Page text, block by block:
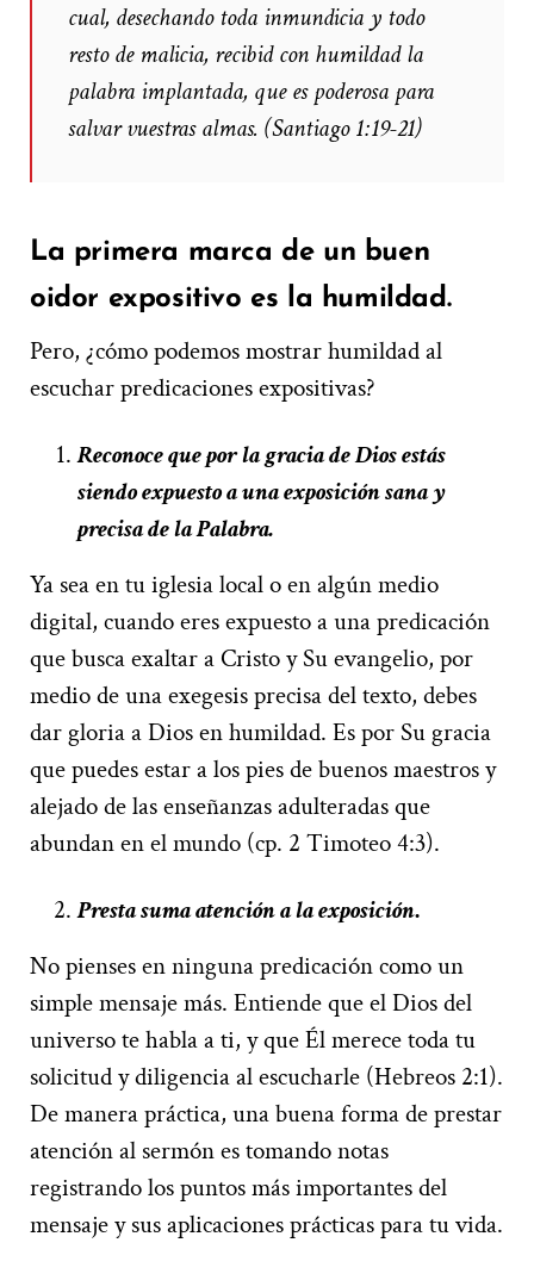
cual, desechando toda inmundicia y todo
resto de malicia, recibid con humildad la
palabra implantada, que es poderosa para
salvar vuestras almas. (Santiago 1:19-21)
La primera marca de un buen
oidor expositivo es la humildad.
Pero, ¿cómo podemos mostrar humildad al
escuchar predicaciones expositivas?
Reconoce que por la gracia de Dios estás
siendo expuesto a una exposición sana y
precisa de la Palabra.
Ya sea en tu iglesia local o en algún medio
digital, cuando eres expuesto a una predicación
que busca exaltar a Cristo y Su evangelio, por
medio de una exegesis precisa del texto, debes
dar gloria a Dios en humildad. Es por Su gracia
que puedes estar a los pies de buenos maestros y
alejado de las enseñanzas adulteradas que
abundan en el mundo (cp. 2 Timoteo 4:3).
Presta suma atención a la exposición.
No pienses en ninguna predicación como un
simple mensaje más. Entiende que el Dios del
universo te habla a ti, y que Él merece toda tu
solicitud y diligencia al escucharle (Hebreos 2:1).
De manera práctica, una buena forma de prestar
atención al sermón es tomando notas
registrando los puntos más importantes del
mensaje y sus aplicaciones prácticas para tu vida.